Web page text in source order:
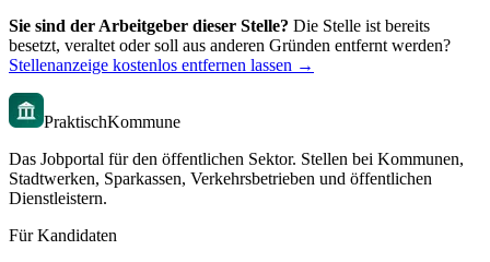
Sie sind der Arbeitgeber dieser Stelle? Die Stelle ist bereits
besetzt, veraltet oder soll aus anderen Gründen entfernt werden?
Stellenanzeige kostenlos entfernen lassen →
PraktischKommune
Das Jobportal für den öffentlichen Sektor. Stellen bei Kommunen,
Stadtwerken, Sparkassen, Verkehrsbetrieben und öffentlichen
Dienstleistern.
Für Kandidaten